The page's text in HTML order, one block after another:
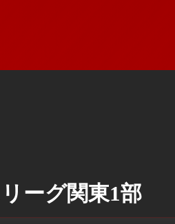
ーグ関東1部